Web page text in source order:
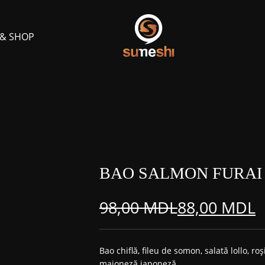
SHOP
BAO SALMON FURAI
98,00MDL
Prețul
inițial
88,00 MDL
Prețul
curent
Bao chiflă, fileu de somon, salată lollo,